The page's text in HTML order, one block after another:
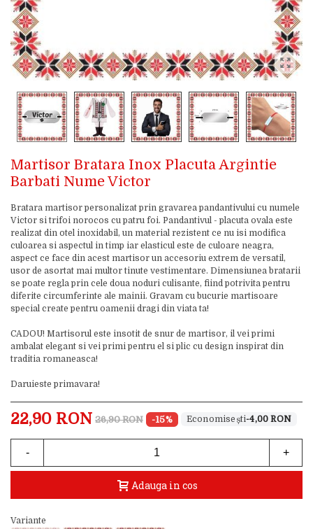
Martisor Bratara Inox Placuta Argintie
Barbati Nume Victor
Bratara martisor personalizat prin gravarea pandantivului cu numele
Victor si trifoi norocos cu patru foi. Pandantivul - placuta ovala este
realizat din otel inoxidabil, un material rezistent ce nu isi modifica
culoarea si aspectul in timp iar elasticul este de culoare neagra,
aspect ce face din acest martisor un accesoriu extrem de versatil,
usor de asortat mai multor tinute vestimentare. Dimensiunea bratarii
se poate regla prin cele doua noduri culisante, fiind potrivita pentru
diferite circumferinte ale mainii. Gravam cu bucurie martisoare
special create pentru oamenii dragi din viata ta!
CADOU! Martisorul este insotit de snur de martisor, il vei primi
ambalat elegant si vei primi pentru el si plic cu design inspirat din
traditia romaneasca!
Daruieste primavara!
22,90 RON 26,90 RON -15% -4,00 RON
- +
Adauga in cos
Variante